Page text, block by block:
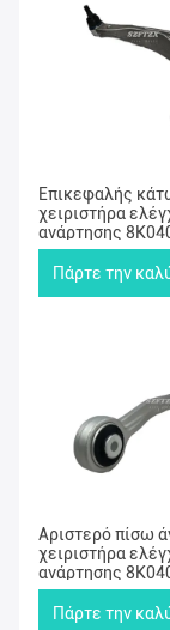
Επικεφαλής
χειριστήρα
ανάρτησης
AUDI B8 A4L A5
Πάρτε την
Αριστερό πίσω
χειριστήρα
ανάρτησης
Audi B8 A4L A5
Πάρτε την